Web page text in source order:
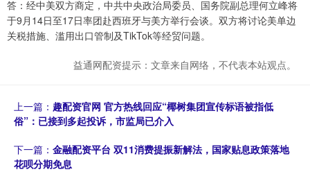
答：经中美双方商定，中共中央政治局委员、国务院副总理何立峰将
于9月14日至17日率团赴西班牙与美方举行会谈。双方将讨论美单边
关税措施、滥用出口管制及TikTok等经贸问题。
益通网配资提示：文章来自网络，不代表本站观点。
上一篇： 趣配资官网 官方热线回应“椰树集团宣传标语被指低
俗”：已接到多起投诉，市监局已介入
下一篇： 金融配资平台 双11消费提振新解法，国家贴息政策落地
花呗分期免息